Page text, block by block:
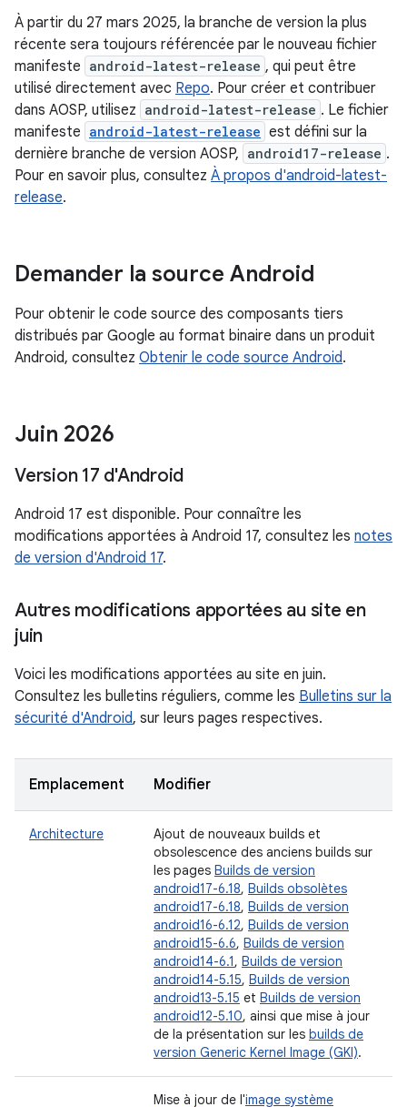
À partir du 27 mars 2025, la branche de version la plus
récente sera toujours référencée par le nouveau fichier
manifeste android-latest-release , qui peut être
utilisé directement avec Repo. Pour créer et contribuer
dans AOSP, utilisez android-latest-release . Le fichier
manifeste android-latest-release est défini sur la
dernière branche de version AOSP, android17-release .
Pour en savoir plus, consultez À propos d'android-latest-
release.
Demander la source Android
Pour obtenir le code source des composants tiers
distribués par Google au format binaire dans un produit
Android, consultez Obtenir le code source Android.
Juin 2026
Version 17 d'Android
Android 17 est disponible. Pour connaître les
modifications apportées à Android 17, consultez les notes
de version d'Android 17.
Autres modifications apportées au site en
juin
Voici les modifications apportées au site en juin.
Consultez les bulletins réguliers, comme les Bulletins sur la
sécurité d'Android, sur leurs pages respectives.
Emplacement Modifier
Architecture
Ajout de nouveaux builds et
obsolescence des anciens builds sur
les pages Builds de version
android17-6.18, Builds obsolètes
android17-6.18, Builds de version
android16-6.12, Builds de version
android15-6.6, Builds de version
android14-6.1, Builds de version
android14-5.15, Builds de version
android13-5.15 et Builds de version
android12-5.10, ainsi que mise à jour
de la présentation sur les builds de
version Generic Kernel Image (GKI).
Mise à jour de l'image système